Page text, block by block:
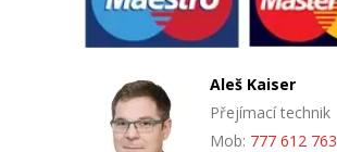
Aleš Kaiser
Přejímací technik
Mob: 777 612 763